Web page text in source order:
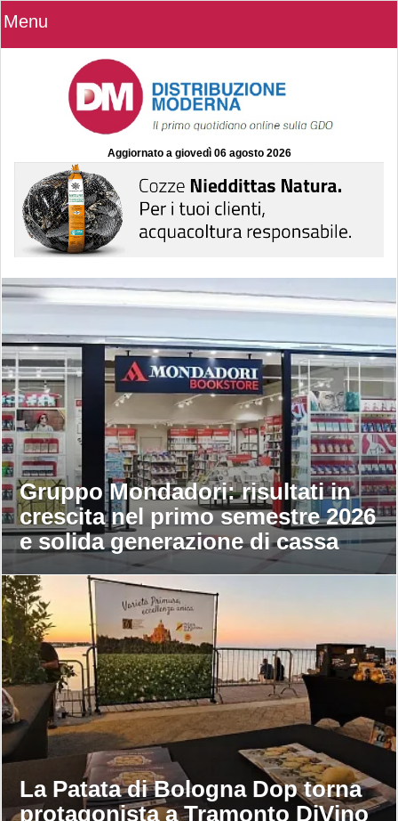
Menu
Aggiornato a giovedì 06 agosto 2026
Gruppo Mondadori: risultati in
crescita nel primo semestre 2026
e solida generazione di cassa
La Patata di Bologna Dop torna
protagonista a Tramonto DiVino